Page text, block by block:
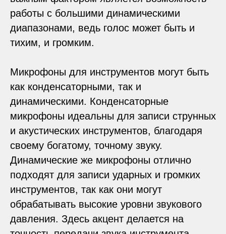
работы с большими динамическими
диапазонами, ведь голос может быть и
тихим, и громким.
Микрофоны для инструментов могут быть
как конденсаторными, так и
динамическими. Конденсаторные
микрофоны идеальны для записи струнных
и акустических инструментов, благодаря
своему богатому, точному звуку.
Динамические же микрофоны отлично
подходят для записи ударных и громких
инструментов, так как они могут
обрабатывать высокие уровни звукового
давления. Здесь акцент делается на